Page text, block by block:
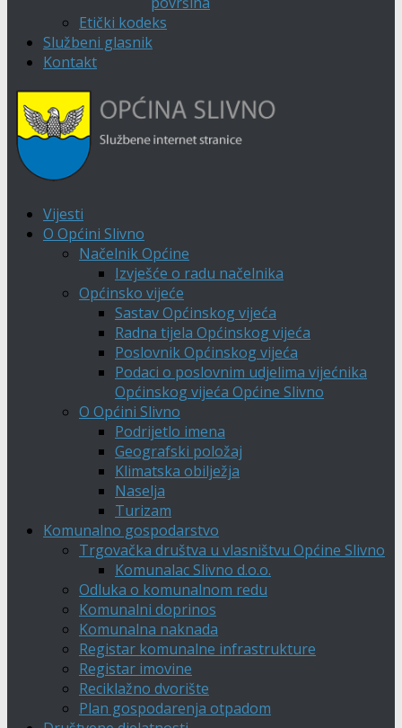
Etički kodeks
Službeni glasnik
Kontakt
Vijesti
O Općini Slivno
Načelnik Općine
Izvješće o radu načelnika
Općinsko vijeće
Sastav Općinskog vijeća
Radna tijela Općinskog vijeća
Poslovnik Općinskog vijeća
Podaci o poslovnim udjelima vijećnika
Općinskog vijeća Općine Slivno
O Općini Slivno
Podrijetlo imena
Geografski položaj
Klimatska obilježja
Naselja
Turizam
Komunalno gospodarstvo
Trgovačka društva u vlasništvu Općine Slivno
Komunalac Slivno d.o.o.
Odluka o komunalnom redu
Komunalni doprinos
Komunalna naknada
Registar komunalne infrastrukture
Registar imovine
Reciklažno dvorište
Plan gospodarenja otpadom